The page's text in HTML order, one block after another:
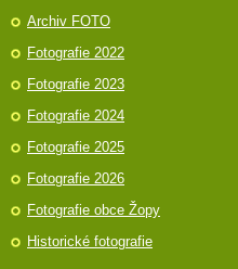
Archiv FOTO
Fotografie 2022
Fotografie 2023
Fotografie 2024
Fotografie 2025
Fotografie 2026
Fotografie obce Žopy
Historické fotografie